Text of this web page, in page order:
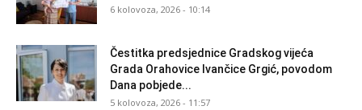
6 kolovoza, 2026 - 10:14
Čestitka predsjednice Gradskog vijeća
Grada Orahovice Ivančice Grgić, povodom
Dana pobjede...
5 kolovoza, 2026 - 11:57